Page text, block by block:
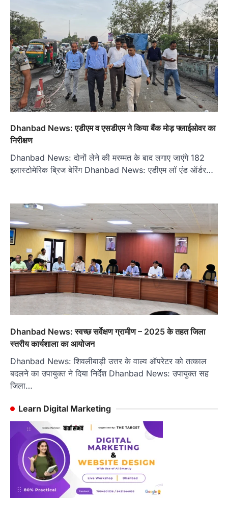
Dhanbad News: एडीएम व एसडीएम ने किया बैंक मोड़ फ्लाईओवर का
निरीक्षण
Dhanbad News: दोनों लेने की मरम्मत के बाद लगाए जाएंगे 182
इलास्टोमेरिक ब्रिज बेरिंग Dhanbad News: एडीएम लॉ एंड ऑर्डर…
Dhanbad News: स्वच्छ सर्वेक्षण ग्रामीण – 2025 के तहत जिला
स्तरीय कार्यशाला का आयोजन
Dhanbad News: शिवलीबाड़ी उत्तर के वाल्व ऑपरेटर को तत्काल
बदलने का उपायुक्त ने दिया निर्देश Dhanbad News: उपायुक्त सह
जिला…
Learn Digital Marketing